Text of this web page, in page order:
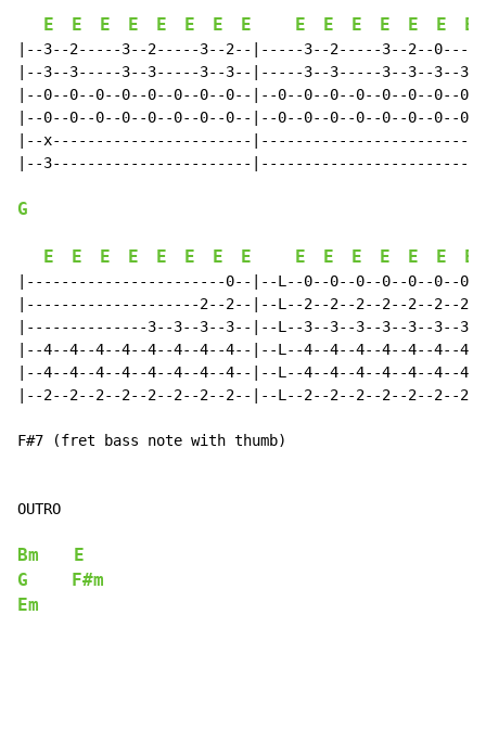
E E E E E E E E E E E E E E E
|--3--2-----3--2-----3--2--|-----3--2-----3--2--
|--3--3-----3--3-----3--3--|-----3--3-----3--3--3--
|--0--0--0--0--0--0--0--0--|--0--0--0--0--0--0--0--
|--0--0--0--0--0--0--0--0--|--0--0--0--0--0--0--0--
|--x-----------------------
|--3-----------------------
G
E E E E E E E E E E E E E E E
|-----------------------0--|--L--0--0--0--0--0--0--
|--------------------2--2--|--L--2--2--2--2--2--2--
|--------------3--3--3--3--|--L--3--3--3--3--3--3--
|--4--4--4--4--4--4--4--4--|--L--4--4--4--4--4--4--
|--4--4--4--4--4--4--4--4--|--L--4--4--4--4--4--4--
|--2--2--2--2--2--2--2--2--|--L--2--2--2--2--2--2--
F#7 (fret bass note with thumb)
OUTRO
Bm
E
G
F#m
Em